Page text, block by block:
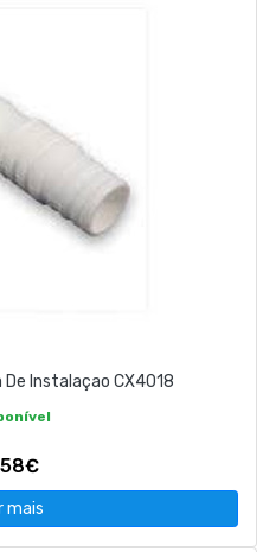
Instalaçao CX4018
mais